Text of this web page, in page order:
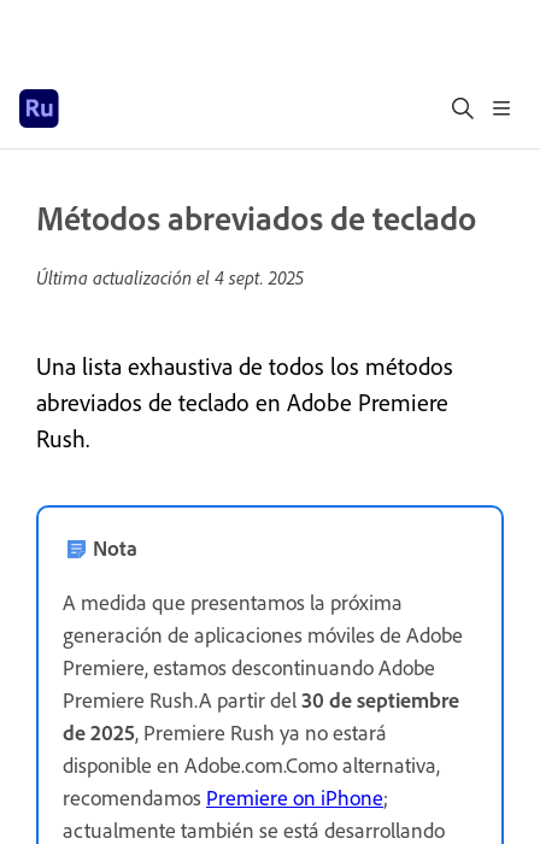
Métodos abreviados de teclado
Última actualización el 4 sept. 2025
Una lista exhaustiva de todos los métodos
abreviados de teclado en Adobe Premiere
Rush.
Nota
A medida que presentamos la próxima
generación de aplicaciones móviles de Adobe
Premiere, estamos descontinuando Adobe
Premiere Rush.A partir del30 de septiembre
de 2025, Premiere Rush ya no estará
disponible en Adobe.com.Como alternativa,
recomendamos Premiere on iPhone;
actualmente también se está desarrollando